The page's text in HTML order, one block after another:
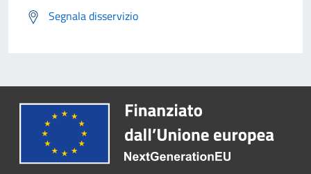
Segnala disservizio